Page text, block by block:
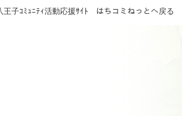
王子ｺﾐｭﾆﾃｨ活動応援ｻｲﾄ はちコミねっとへ戻る